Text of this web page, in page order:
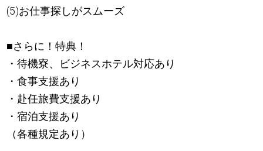
(5)お仕事探しがスムーズ
■さらに！特典！
・待機寮、ビジネスホテル対応あり
・食事支援あり
・赴任旅費支援あり
・宿泊支援あり
（各種規定あり）